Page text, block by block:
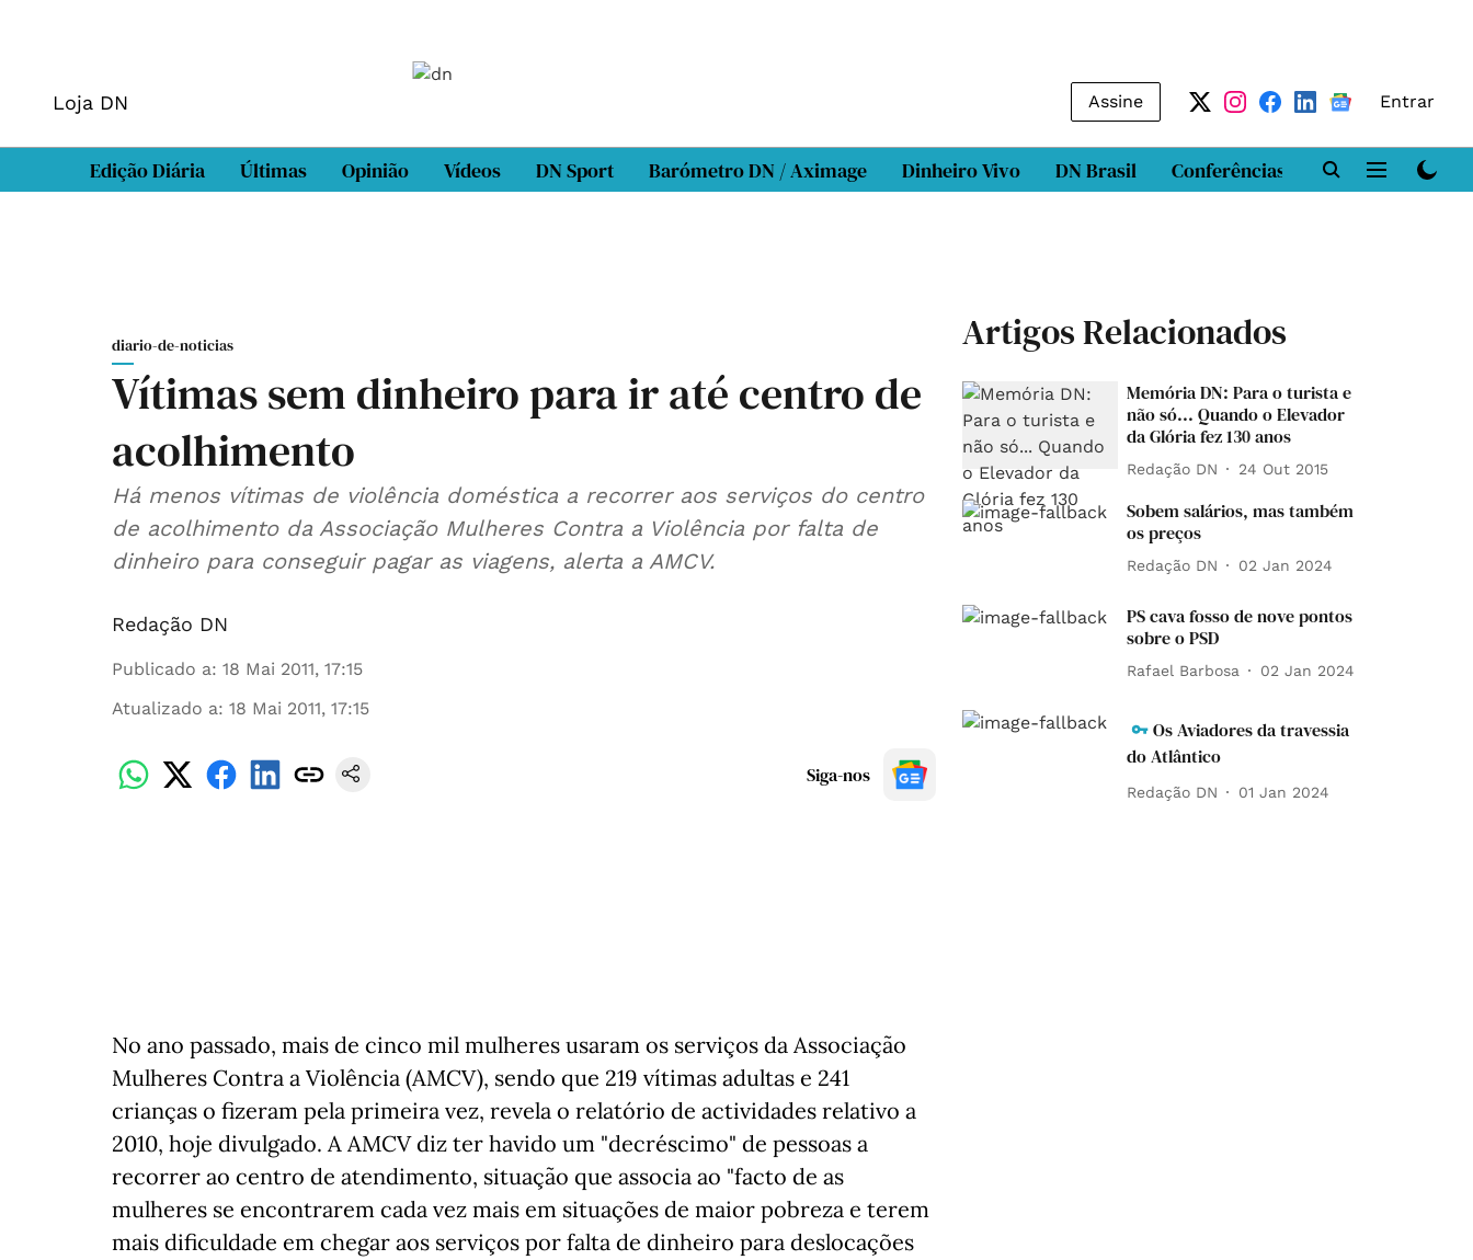
Loja DN Assine Entrar
Edição Diária Últimas Opinião Vídeos DN Sport Barómetro DN / Aximage Dinheiro Vivo DN Brasil Conferências DN LAB
diario-de-noticias
Vítimas sem dinheiro para ir até centro de
acolhimento
Há menos vítimas de violência doméstica a recorrer aos serviços do centro
de acolhimento da Associação Mulheres Contra a Violência por falta de
dinheiro para conseguir pagar as viagens, alerta a AMCV.
Redação DN
Publicado a: 18 Mai 2011, 17:15
Atualizado a: 18 Mai 2011, 17:15
Siga-nos
No ano passado, mais de cinco mil mulheres usaram os serviços da Associação
Mulheres Contra a Violência (AMCV), sendo que 219 vítimas adultas e 241
crianças o fizeram pela primeira vez, revela o relatório de actividades relativo a
2010, hoje divulgado. A AMCV diz ter havido um "decréscimo" de pessoas a
recorrer ao centro de atendimento, situação que associa ao "facto de as
mulheres se encontrarem cada vez mais em situações de maior pobreza e terem
mais dificuldade em chegar aos serviços por falta de dinheiro para deslocações
Artigos Relacionados
Memória DN: Para o turista e
não só... Quando o Elevador
da Glória fez 130 anos
Redação DN 24 Out 2015
Sobem salários, mas também
os preços
Redação DN 02 Jan 2024
PS cava fosso de nove pontos
sobre o PSD
Rafael Barbosa 02 Jan 2024
Os Aviadores da travessia
do Atlântico
Redação DN 01 Jan 2024